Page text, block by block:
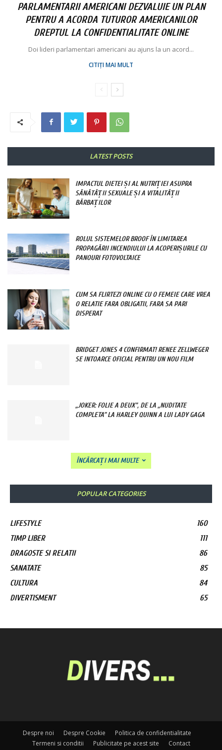
PARLAMENTARII AMERICANI DEZVALUIE UN PLAN
PENTRU A ACORDA TUTUROR AMERICANILOR
DREPTUL LA CONFIDENTIALITATE ONLINE
Doi lideri parlamentari americani au ajuns la un acord...
CITIȚI MAI MULT
LATEST POSTS
IMPACTUL DIETEI ȘI AL NUTRIȚIEI ASUPRA
SĂNĂTĂȚII SEXUALE ȘI A VITALITĂȚII
BĂRBAȚILOR
ROLUL SISTEMELOR BROOF ÎN LIMITAREA
PROPAGĂRII INCENDIULUI LA ACOPERIȘURILE CU
PANOURI FOTOVOLTAICE
CUM SA FLIRTEZI ONLINE CU O FEMEIE CARE VREA
O RELATIE FARA OBLIGATII, FARA SA PARI
DISPERAT
BRIDGET JONES 4 CONFIRMAT! RENEE ZELLWEGER
SE INTOARCE OFICIAL PENTRU UN NOU FILM
„JOKER: FOLIE A DEUX”, DE LA „NUDITATE
COMPLETA” LA HARLEY QUINN A LUI LADY GAGA
ÎNCĂRCAȚI MAI MULTE
POPULAR CATEGORIES
LIFESTYLE
160
TIMP LIBER
111
DRAGOSTE SI RELATII
86
SANATATE
85
CULTURA
84
DIVERTISMENT
65
Despre noi Despre Cookie
Politica de confidentialitate
Termeni si conditii
Publicitate pe acest site Contact